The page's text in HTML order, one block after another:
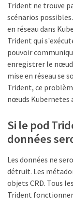
Trident ne trouve
scénarios
en réseau dans
Trident qui
pouvoir
enregistrer le nœud
mise en réseau se
Trident, ce
nœuds Kubernetes
Si le pod
données
Les données ne
détruit. Les
objets CRD. Tous
Trident